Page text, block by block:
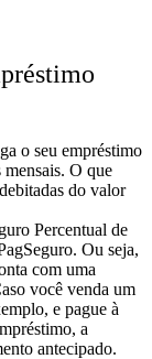
o seu empréstimo
O que
do valor
Percentual de
Ou seja,
com uma
você venda um
e pague à
a
antecipado.